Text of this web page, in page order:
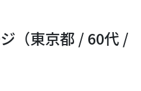
（東京都 / 60代 /